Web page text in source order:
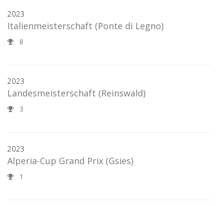
2023
Italienmeisterschaft (Ponte di Legno)
8
2023
Landesmeisterschaft (Reinswald)
3
2023
Alperia-Cup Grand Prix (Gsies)
1